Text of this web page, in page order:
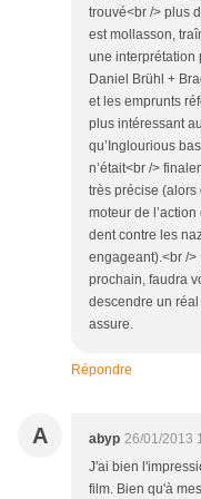
trouvé<br /> plus
est mollasson,
une interprétation
Daniel Brühl +
et les emprunts
plus intéressant
qu’Inglourious
n’était<br />
très précise (alors
moteur de
dent contre les
engageant).<br />
prochain, faudra
descendre un réal
assure.
Répondre
A abyp 26/01/2013
J'ai bien
film. Bien qu'à